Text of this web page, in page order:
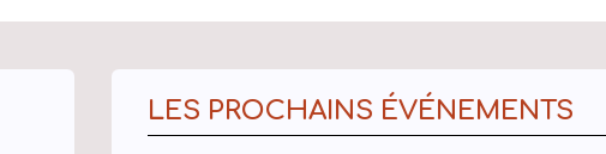
LES PROCHAINS ÉVÉNEMENTS